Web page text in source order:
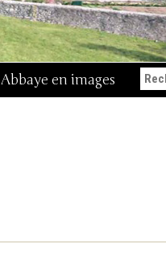
Abbaye en images